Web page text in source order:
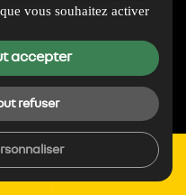
cookies
vous souhaitez activer
accepter
refuser